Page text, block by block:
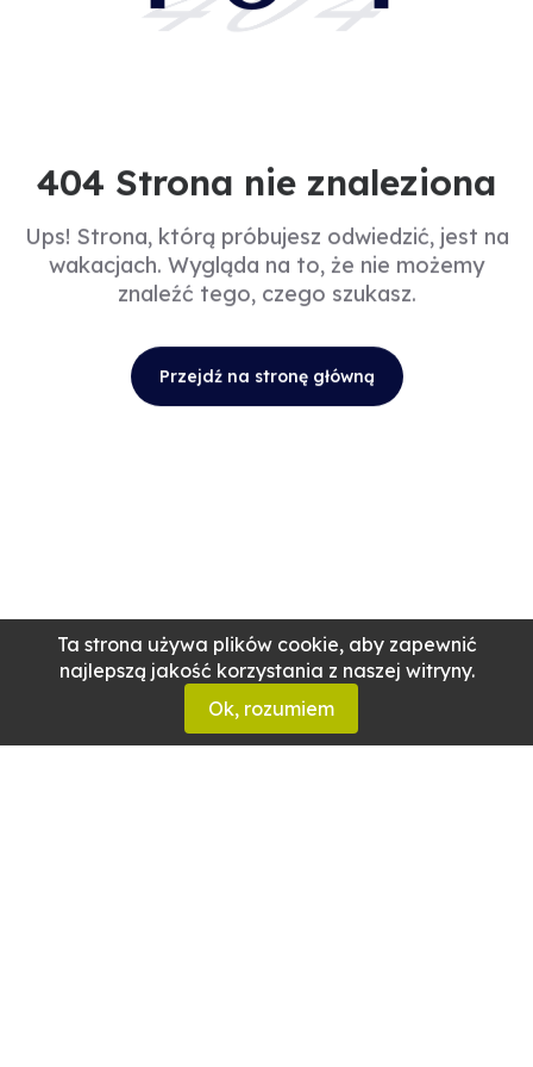
Ta strona używa plików cookie, aby zapewnić
najlepszą jakość korzystania z naszej witryny.
Ok, rozumiem
404 Strona nie znaleziona
Ups! Strona, którą próbujesz odwiedzić, jest na
wakacjach. Wygląda na to, że nie możemy
znaleźć tego, czego szukasz.
Przejdź na stronę główną